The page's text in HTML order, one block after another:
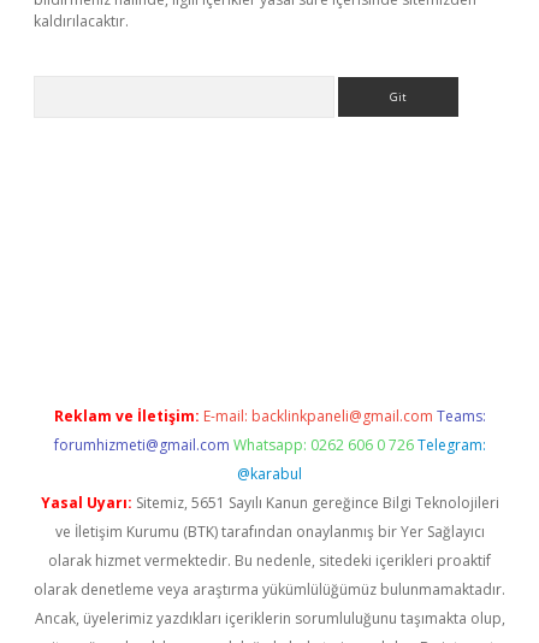
kaldırılacaktır.
Reklam ve İletişim: E-mail: backlinkpaneli@gmail.com Teams:
forumhizmeti@gmail.com Whatsapp: 0262 606 0 726 Telegram:
@karabul
Yasal Uyarı: Sitemiz, 5651 Sayılı Kanun gereğince Bilgi Teknolojileri
ve İletişim Kurumu (BTK) tarafından onaylanmış bir Yer Sağlayıcı
olarak hizmet vermektedir. Bu nedenle, sitedeki içerikleri proaktif
olarak denetleme veya araştırma yükümlülüğümüz bulunmamaktadır.
Ancak, üyelerimiz yazdıkları içeriklerin sorumluluğunu taşımakta olup,